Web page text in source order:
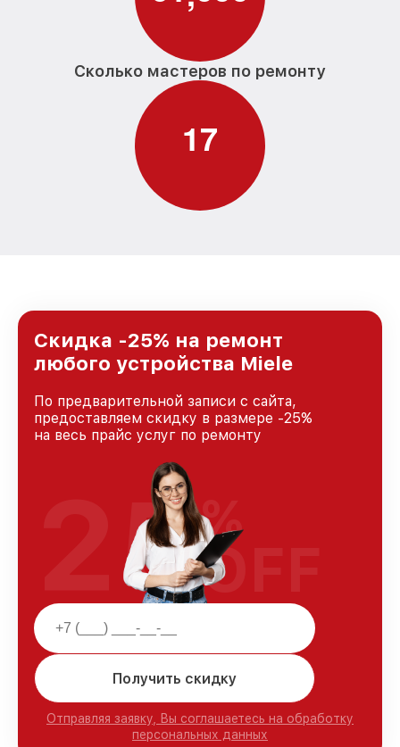
Сколько мастеров по ремонту
17
Скидка -25% на ремонт
любого устройства Miele
По предварительной записи с сайта,
предоставляем скидку в размере -25%
на весь прайс услуг по ремонту
Получить скидку
Отправляя заявку, Вы соглашаетесь на обработку
персональных данных
25%
OFF